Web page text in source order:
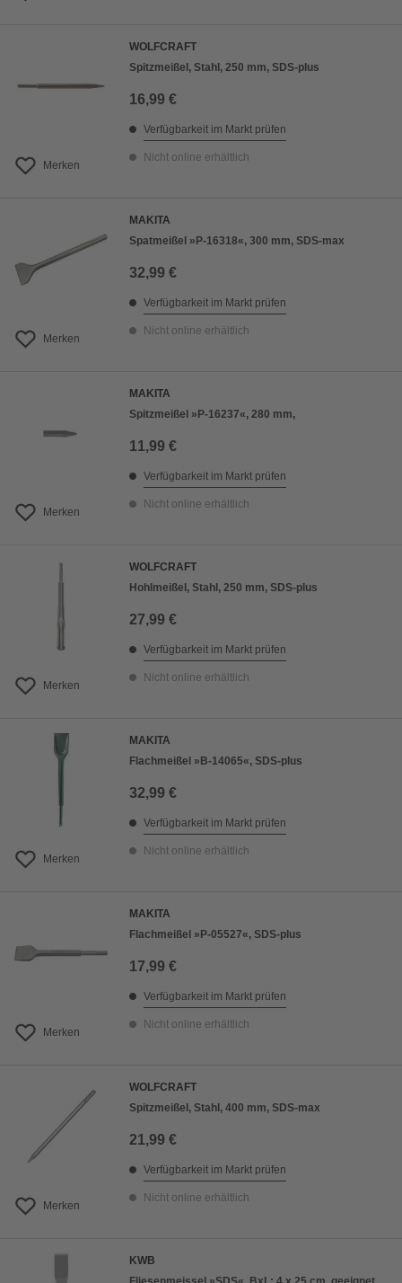
Merken
WOLFCRAFT
Spitzmeißel, Stahl, 250 mm, SDS-plus
16,99 €
Verfügbarkeit im Markt prüfen
Nicht online erhältlich
Merken
MAKITA
Spatmeißel »P-16318«, 300 mm, SDS-max
32,99 €
Verfügbarkeit im Markt prüfen
Nicht online erhältlich
Merken
MAKITA
Spitzmeißel »P-16237«, 280 mm,
11,99 €
Verfügbarkeit im Markt prüfen
Nicht online erhältlich
Merken
WOLFCRAFT
Hohlmeißel, Stahl, 250 mm, SDS-plus
27,99 €
Verfügbarkeit im Markt prüfen
Nicht online erhältlich
Merken
MAKITA
Flachmeißel »B-14065«, SDS-plus
32,99 €
Verfügbarkeit im Markt prüfen
Nicht online erhältlich
Merken
MAKITA
Flachmeißel »P-05527«, SDS-plus
17,99 €
Verfügbarkeit im Markt prüfen
Nicht online erhältlich
Merken
WOLFCRAFT
Spitzmeißel, Stahl, 400 mm, SDS-max
21,99 €
Verfügbarkeit im Markt prüfen
Nicht online erhältlich
KWB